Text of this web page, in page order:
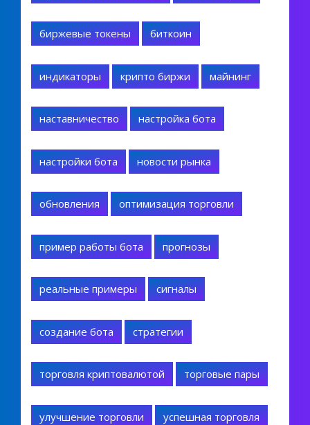
биржевые токены биткоин
индикаторы крипто биржи майнинг
наставничество настройка бота
настройки бота новости рынка
обновления оптимизация торговли
пример работы бота прогнозы
реальные примеры сигналы
создание бота стратегии
торговля криптовалютой торговые пары
улучшение торговли успешная торговля